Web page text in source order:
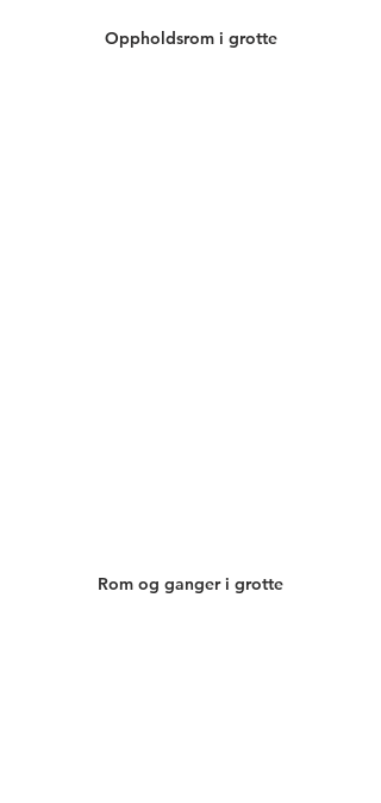
Oppholdsrom i grotte
Rom og ganger i grotte